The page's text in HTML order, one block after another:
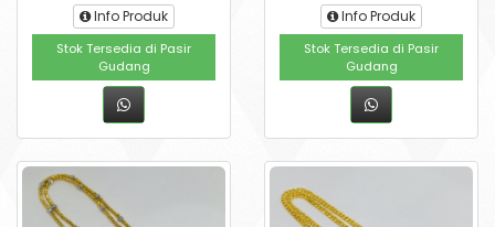
Info Produk
Stok Tersedia di Pasir
Gudang
Info Produk
Stok Tersedia di Pasir
Gudang